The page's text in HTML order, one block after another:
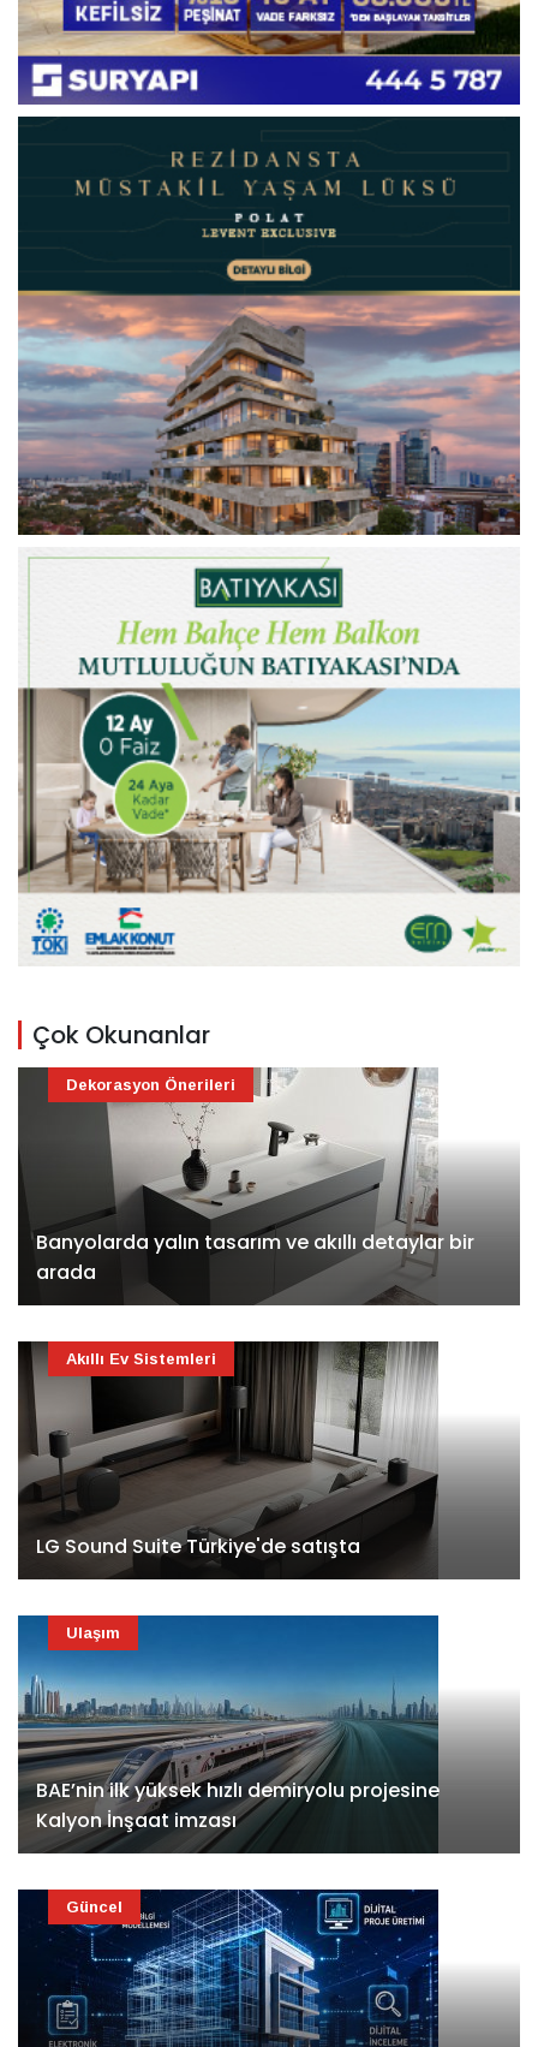
Çok Okunanlar
Banyolarda yalın tasarım ve akıllı detaylar bir
arada
Dekorasyon Önerileri
LG Sound Suite Türkiye'de satışta
Akıllı Ev Sistemleri
BAE’nin ilk yüksek hızlı demiryolu projesine
Kalyon İnşaat imzası
Ulaşım
Güncel